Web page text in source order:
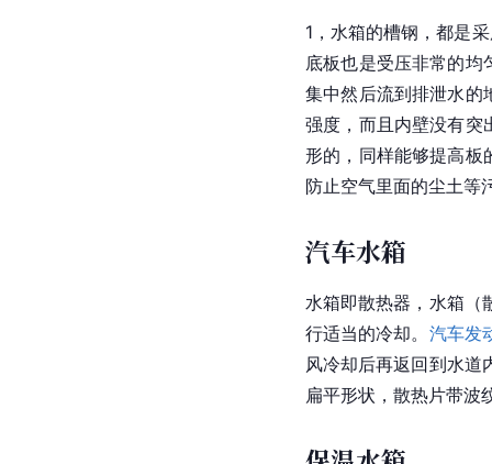
1，水箱的槽钢，都是
底板也是受压非常的
集中然后流到排泄水的
强度，而且内壁没有突
形的，同样能够提高板
防止空气里面的尘土等
汽车水箱
水箱即散热器，水箱（
行适当的冷却。 汽车发
风冷却后再返回到水道
扁平形状，散热片带波